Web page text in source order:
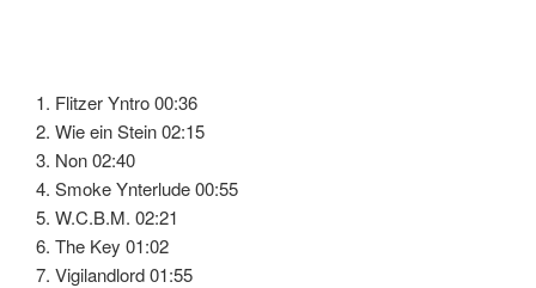
1. Flitzer Yntro 00:36
2. Wie ein Stein 02:15
3. Non 02:40
4. Smoke Ynterlude 00:55
5. W.C.B.M. 02:21
6. The Key 01:02
7. Vigilandlord 01:55